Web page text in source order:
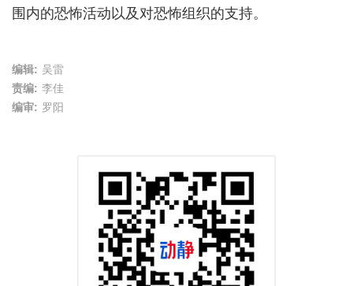
围内的恐怖活动以及对恐怖组织的支持。
编辑: 吴雷
责编: 李佳
编审: 罗阳